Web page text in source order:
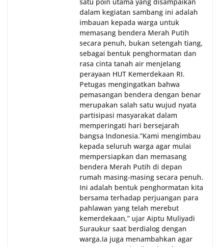
dalam kegiatan sambang ini adalah
imbauan kepada warga untuk
memasang bendera Merah Putih
secara penuh, bukan setengah tiang,
sebagai bentuk penghormatan dan
rasa cinta tanah air menjelang
perayaan HUT Kemerdekaan RI.
Petugas mengingatkan bahwa
pemasangan bendera dengan benar
merupakan salah satu wujud nyata
partisipasi masyarakat dalam
memperingati hari bersejarah
bangsa Indonesia.‎‎”Kami mengimbau
kepada seluruh warga agar mulai
mempersiapkan dan memasang
bendera Merah Putih di depan
rumah masing-masing secara penuh.
Ini adalah bentuk penghormatan kita
bersama terhadap perjuangan para
pahlawan yang telah merebut
kemerdekaan,” ujar Aiptu Muliyadi
Suraukur saat berdialog dengan
warga.‎‎Ia juga menambahkan agar